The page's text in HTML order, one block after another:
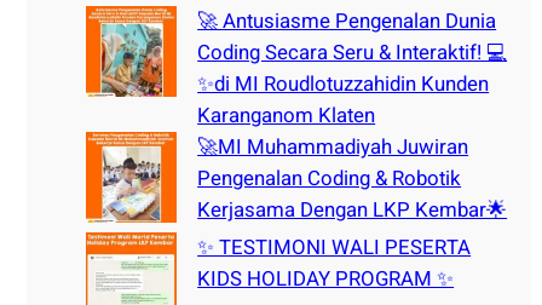
🚀 Antusiasme Pengenalan Dunia
Coding Secara Seru & Interaktif! 💻
✨di MI Roudlotuzzahidin Kunden
Karanganom Klaten
🚀MI Muhammadiyah Juwiran
Pengenalan Coding & Robotik
Kerjasama Dengan LKP Kembar🌟
✨ TESTIMONI WALI PESERTA
KIDS HOLIDAY PROGRAM ✨